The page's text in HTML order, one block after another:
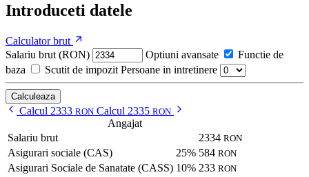
Introduceti datele
Calculator brut
Salariu brut (RON)
Optiuni avansate
Functie de
baza
Scutit de impozit Persoane in intretinere
Calculeaza
Calcul 2333 RON Calcul 2335 RON
Angajat
Salariu brut
2334 RON
Asigurari sociale (CAS) 25% 584 RON
Asigurari Sociale de Sanatate (CASS) 10% 233 RON